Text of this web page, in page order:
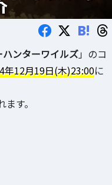
B!
ハンターワイルズ」のコ
年12月19日(木)23:00に
す。